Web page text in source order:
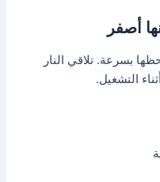
بسرعة. تلاقي النار
التشغيل.